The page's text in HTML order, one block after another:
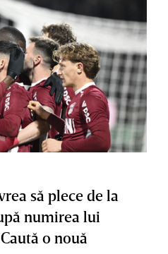
să plece de la
numirea lui
o nouă